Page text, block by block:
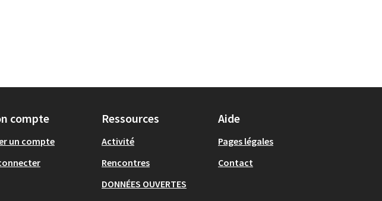
compte
un compte
Ressources
Activité
Rencontres
DONNÉES OUVERTES
Aide
Pages légales
Contact